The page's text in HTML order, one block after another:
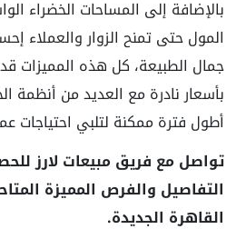
بالإضافة إلى المساحات الخضراء
المول حتى تمنح الزوار والعملاء
جمال الطبيعة، كل هذه المميزات
بأسعار نادرة مع العديد من أنظمة
أطول فترة ممكنة لتلبي احتياجات
تواصل مع فريق مبيعات لارز
القاهرة الجديدة.